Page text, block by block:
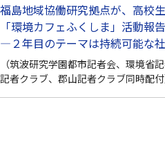
福島地域協働研究拠点が、高校
「環境カフェふくしま」活動報
—２年目のテーマは持続可能な
（筑波研究学園都市記者会、環境省
記者クラブ、郡山記者クラブ同時配付